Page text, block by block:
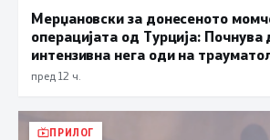
Мерџановски за донесеното
операцијата од Турција: Почнува
интензивна нега оди на
пред 12 ч.
ПРИЛОГ